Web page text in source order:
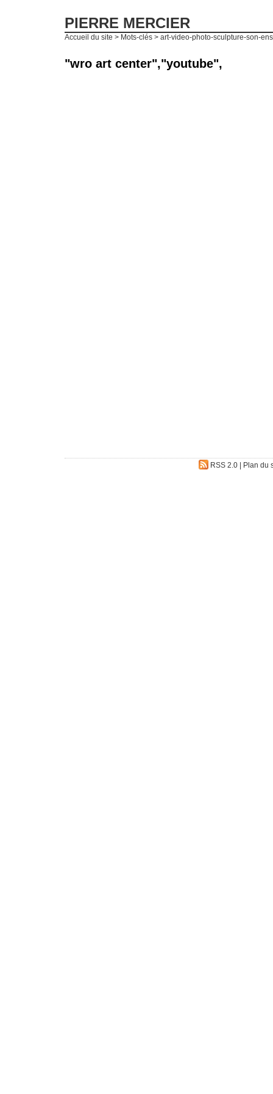
PIERRE MERCIER
Accueil du site > Mots-clés > art-video-photo-sculpture-son-
"wro art center","youtube",
RSS 2.0| Plan du